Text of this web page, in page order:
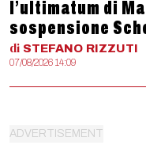
l’ultimatum di
sospensione
di STEFANO RIZZUTI
07/08/2026 14:09